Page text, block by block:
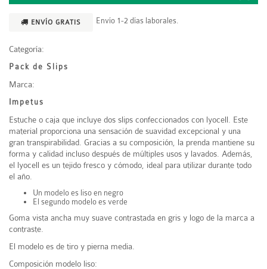
ENVÍO GRATIS Envío 1-2 días laborales.
Categoría:
Pack de Slips
Marca:
Impetus
Estuche o caja que incluye dos slips confeccionados con lyocell. Este
material proporciona una sensación de suavidad excepcional y una
gran transpirabilidad. Gracias a su composición, la prenda mantiene su
forma y calidad incluso después de múltiples usos y lavados. Además,
el lyocell es un tejido fresco y cómodo, ideal para utilizar durante todo
el año.
Un modelo es liso en negro
El segundo modelo es verde
Goma vista ancha muy suave contrastada en gris y logo de la marca a
contraste.
El modelo es de tiro y pierna media.
Composición modelo liso: